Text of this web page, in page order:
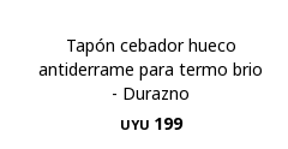
Tapón cebador hueco
antiderrame para termo brio
- Durazno
UYU 199